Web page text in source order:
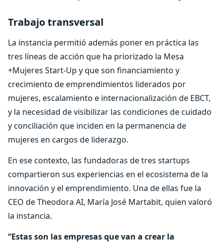
Trabajo transversal
La instancia permitió además poner en práctica las
tres líneas de acción que ha priorizado la Mesa
+Mujeres Start-Up y que son financiamiento y
crecimiento de emprendimientos liderados por
mujeres, escalamiento e internacionalización de EBCT,
y la necesidad de visibilizar las condiciones de cuidado
y conciliación que inciden en la permanencia de
mujeres en cargos de liderazgo.
En ese contexto, las fundadoras de tres startups
compartieron sus experiencias en el ecosistema de la
innovación y el emprendimiento. Una de ellas fue la
CEO de Theodora AI, María José Martabit, quien valoró
la instancia.
“Estas son las empresas que van a crear la